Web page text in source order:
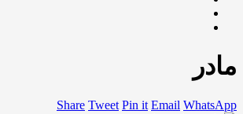
مادر
Share Tweet Pin it Email WhatsApp